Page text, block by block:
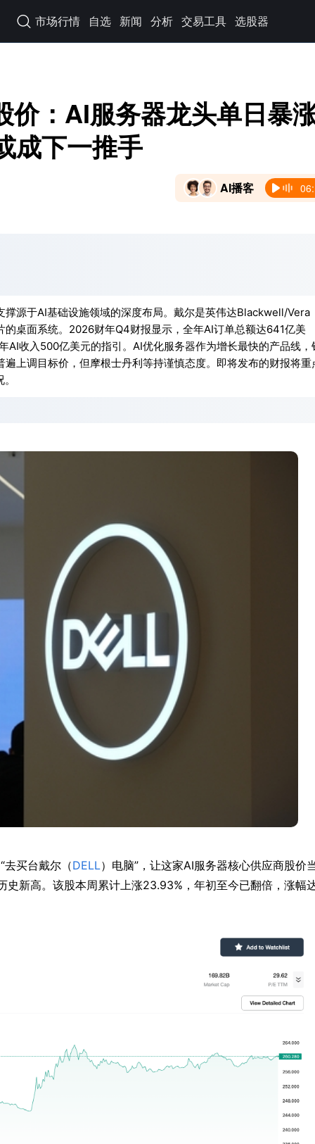
 市场行情 自选 新闻 分析 交易工具 选股器
价：AI服务器龙头单日暴
成下一推手
AI播客
源于AI基础设施领域的深度布局。戴尔是英伟达Blackwell/Vera
桌面系统。2026财年Q4财报显示，全年AI订单总额达641亿美
收入500亿美元的指引。AI优化服务器作为增长最快的产品线，
上调目标价，但摩根士丹利等持谨慎态度。即将发布的财报将重
买台戴尔（DELL）电脑”，让这家AI服务器核心供应商股价
史新高。该股本周累计上涨23.93%，年初至今已翻倍，涨幅